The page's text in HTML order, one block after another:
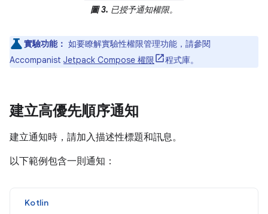
圖 3. 已授予通知權限。
實驗功能： 如要瞭解實驗性權限管理功能，請參閱
Accompanist Jetpack Compose 權限 程式庫。
建立高優先順序通知
建立通知時，請加入描述性標題和訊息。
以下範例包含一則通知：
Kotlin